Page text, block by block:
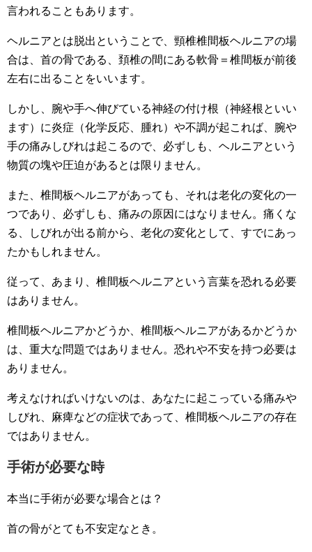
言われることもあります。
ヘルニアとは脱出ということで、頸椎椎間板ヘルニアの場
合は、首の骨である、頚椎の間にある軟骨＝椎間板が前後
左右に出ることをいいます。
しかし、腕や手へ伸びている神経の付け根（神経根といい
ます）に炎症（化学反応、腫れ）や不調が起これば、腕や
手の痛みしびれは起こるので、必ずしも、ヘルニアという
物質の塊や圧迫があるとは限りません。
また、椎間板ヘルニアがあっても、それは老化の変化の一
つであり、必ずしも、痛みの原因にはなりません。痛くな
る、しびれが出る前から、老化の変化として、すでにあっ
たかもしれません。
従って、あまり、椎間板ヘルニアという言葉を恐れる必要
はありません。
椎間板ヘルニアかどうか、椎間板ヘルニアがあるかどうか
は、重大な問題ではありません。恐れや不安を持つ必要は
ありません。
考えなければいけないのは、あなたに起こっている痛みや
しびれ、麻痺などの症状であって、椎間板ヘルニアの存在
ではありません。
手術が必要な時
本当に手術が必要な場合とは？
首の骨がとても不安定なとき。